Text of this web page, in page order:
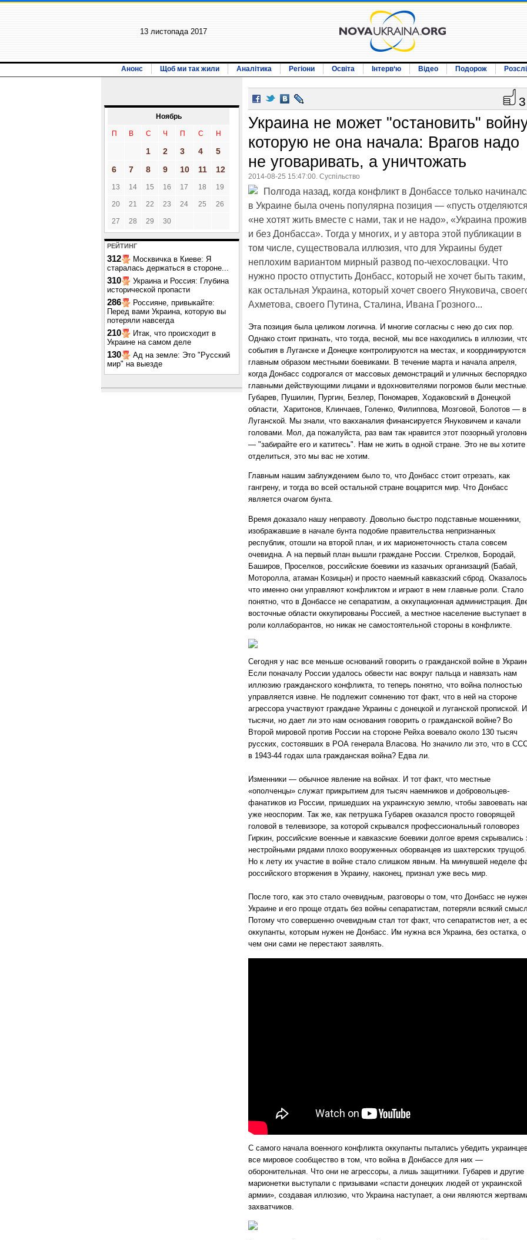
13 листопада 2017
Анонс Щоб ми так жили Аналітика Регіони Освіта Інтерв‘ю Відео Подорож
Ноябрь
П В С Ч П С Н
1 2 3 4
5
6
7 8 9 10 11 12
13 14 15 16 17 18 19
20 21 22 23 24 25 26
27 28 29 30
РЕЙТИНГ
312
Москвичка в Киеве: Я
старалась держаться в стороне...
310
Украина и Россия: Глубина
исторической пропасти
286
Россияне, привыкайте:
Перед вами Украина, которую вы
потеряли навсегда
210
Итак, что происходит в
Украине на самом деле
130
Ад на земле: Это "Русский
мир" на выезде
3
Украина не может "остановить"
которую не она начала: Врагов надо
не уговаривать, а уничтожать
2014-08-25 15:47:00. Суспільство
Полгода назад, когда конфликт в Донбассе только
в Украине была очень популярна позиция — «пусть
«не хотят жить вместе с нами, так и не надо», «Украина
и без Донбасса». Тогда у многих, и у автора этой публикации в
том числе, существовала иллюзия, что для Украины будет
неплохим вариантом мирный развод по-чехословацки. Что
нужно просто отпустить Донбасс, который не хочет быть таким,
как остальная Украина, который хочет своего Януковича,
Ахметова, своего Путина, Сталина, Ивана Грозного...
Эта позиция была целиком логична. И многие согласны с нею до сих пор.
Однако стоит признать, что тогда, весной, мы все находились в иллюзии,
события в Луганске и Донецке контролируются на местах, и координируются
главным образом местными боевиками. В течение марта и начала апреля,
когда Донбасс содрогался от массовых демонстраций и уличных
главными действующими лицами и вдохновителями погромов были местные.
Губарев, Пушилин, Пургин, Безлер, Пономарев, Ходаковский в Донецкой
области, Харитонов, Клинчаев, Голенко, Филиппова, Мозговой, Болотов — в
Луганской. Мы знали, что вакханалия финансируется Януковичем и качали
головами. Мол, да пожалуйста, раз вам так нравится этот позорный
— "забирайте его и катитесь". Нам не жить в одной стране. Это не вы хотите
отделиться, это мы вас не хотим.
Главным нашим заблуждением было то, что Донбасс стоит отрезать, как
гангрену, и тогда во всей остальной стране воцарится мир. Что Донбасс
является очагом бунта.
Время доказало нашу неправоту. Довольно быстро подставные мошенники,
изображавшие в начале бунта подобие правительства непризнанных
республик, отошли на второй план, и их марионеточность стала совсем
очевидна. А на первый план вышли граждане России. Стрелков, Бородай,
Баширов, Проселков, российские боевики из казачьих организаций (Бабай,
Моторолла, атаман Козицын) и просто наемный кавказский сброд. Оказалось,
что именно они управляют конфликтом и играют в нем главные роли. Стало
понятно, что в Донбассе не сепаратизм, а оккупационная администрация.
восточные области оккупированы Россией, а местное население выступает в
роли коллаборантов, но никак не самостоятельной стороны в конфликте.
Сегодня у нас все меньше оснований говорить о гражданской войне в
Если поначалу России удалось обвести нас вокруг пальца и навязать нам
иллюзию гражданского конфликта, то теперь понятно, что война полностью
управляется извне. Не подлежит сомнению тот факт, что в ней на стороне
агрессора участвуют граждане Украины с донецкой и луганской пропиской.
тысячи, но дает ли это нам основания говорить о гражданской войне? Во
Второй мировой против России на стороне Рейха воевало около 130 тысяч
русских, состоявших в РОА генерала Власова. Но значило ли это, что в
в 1943-44 годах шла гражданская война? Едва ли.
Изменники — обычное явление на войнах. И тот факт, что местные
«ополченцы» служат прикрытием для тысяч наемников и добровольцев-
фанатиков из России, пришедших на украинскую землю, чтобы завоевать
уже неоспорим. Так же, как петрушка Губарев оказался просто говорящей
головой в телевизоре, за которой скрывался профессиональный головорез
Гиркин, российские военные и кавказские боевики долгое время скрывались
нестройными рядами плохо вооруженных оборванцев из шахтерских трущоб.
Но к лету их участие в войне стало слишком явным. На минувшей неделе
российского вторжения в Украину, наконец, признал уже весь мир.
После того, как это стало очевидным, разговоры о том, что Донбасс не
Украине и его проще отдать без войны сепаратистам, потеряли всякий
Потому что совершенно очевидным стал тот факт, что сепаратистов нет, а
оккупанты, которым нужен не Донбасс. Им нужна вся Украина, без остатка, о
чем они сами не перестают заявлять.
С самого начала военного конфликта оккупанты пытались убедить
все мировое сообщество в том, что война в Донбассе для них —
оборонительная. Что они не агрессоры, а лишь защитники. Губарев и другие
марионетки выступали с призывами «спасти донецких людей от украинской
армии», создавая иллюзию, что Украина наступает, а они являются
захватчиков.